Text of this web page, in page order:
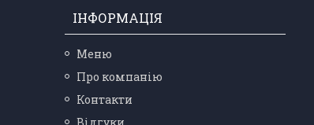
ІНФОРМАЦІЯ
Меню
Про компанію
Контакти